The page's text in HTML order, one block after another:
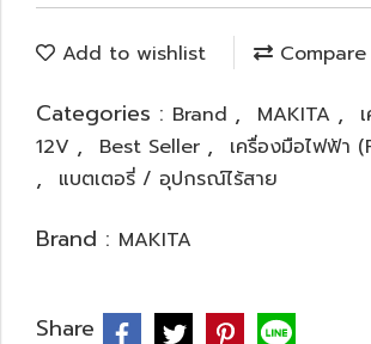
Add to wishlist Compare
Categories : Brand , MAKITA ,
12V , Best Seller , เครื่องมือไฟฟ้า
, แบตเตอรี่ / อุปกรณ์ไร้สาย
Brand : MAKITA
Share